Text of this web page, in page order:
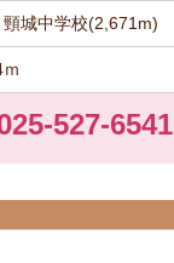
城中学校(2,671m)
527-6541